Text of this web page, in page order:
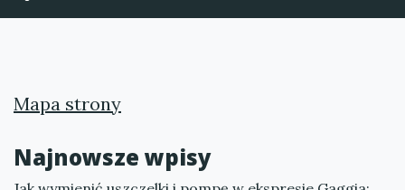
Mapa strony
Najnowsze wpisy